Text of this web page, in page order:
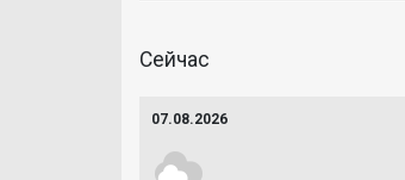
Сейчас
07.08.2026